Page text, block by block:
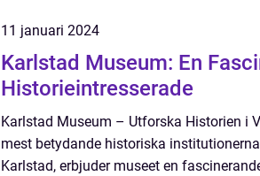
11 januari 2024
Karlstad Museum: En
Historieintresserade
Karlstad Museum – Utforska Historien i
mest betydande historiska
Karlstad, erbjuder museet en